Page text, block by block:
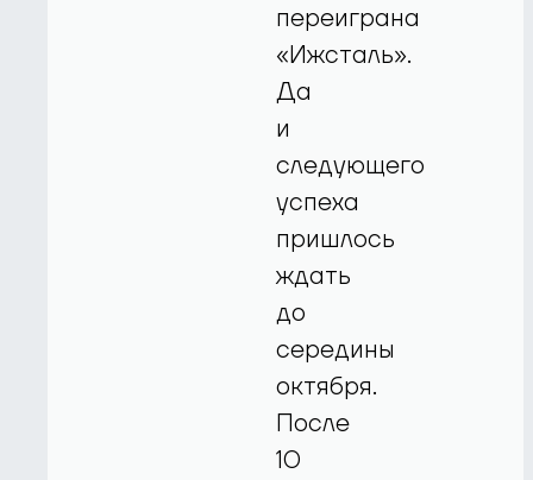
переиграна
«Ижсталь».
Да
и
следующего
успеха
пришлось
ждать
до
середины
октября.
После
10